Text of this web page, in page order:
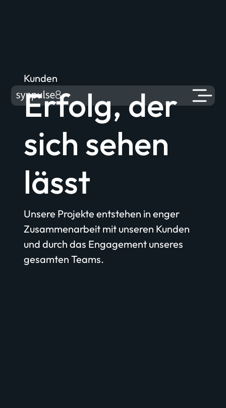
Kunden
Erfolg, der
sich sehen
lässt
Unsere Projekte entstehen in enger
Zusammenarbeit mit unseren Kunden
und durch das Engagement unseres
gesamten Teams.